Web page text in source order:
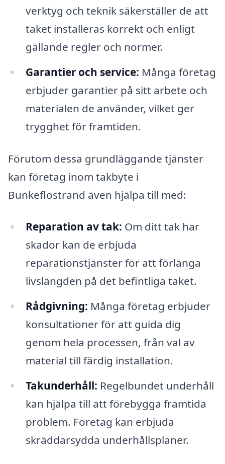
verktyg och teknik säkerställer de att
taket installeras korrekt och enligt
gällande regler och normer.
Garantier och service: Många företag
erbjuder garantier på sitt arbete och
materialen de använder, vilket ger
trygghet för framtiden.
Förutom dessa grundläggande tjänster
kan företag inom takbyte i
Bunkeflostrand även hjälpa till med:
Reparation av tak: Om ditt tak har
skador kan de erbjuda
reparationstjänster för att förlänga
livslängden på det befintliga taket.
Rådgivning: Många företag erbjuder
konsultationer för att guida dig
genom hela processen, från val av
material till färdig installation.
Takunderhåll: Regelbundet underhåll
kan hjälpa till att förebygga framtida
problem. Företag kan erbjuda
skräddarsydda underhållsplaner.